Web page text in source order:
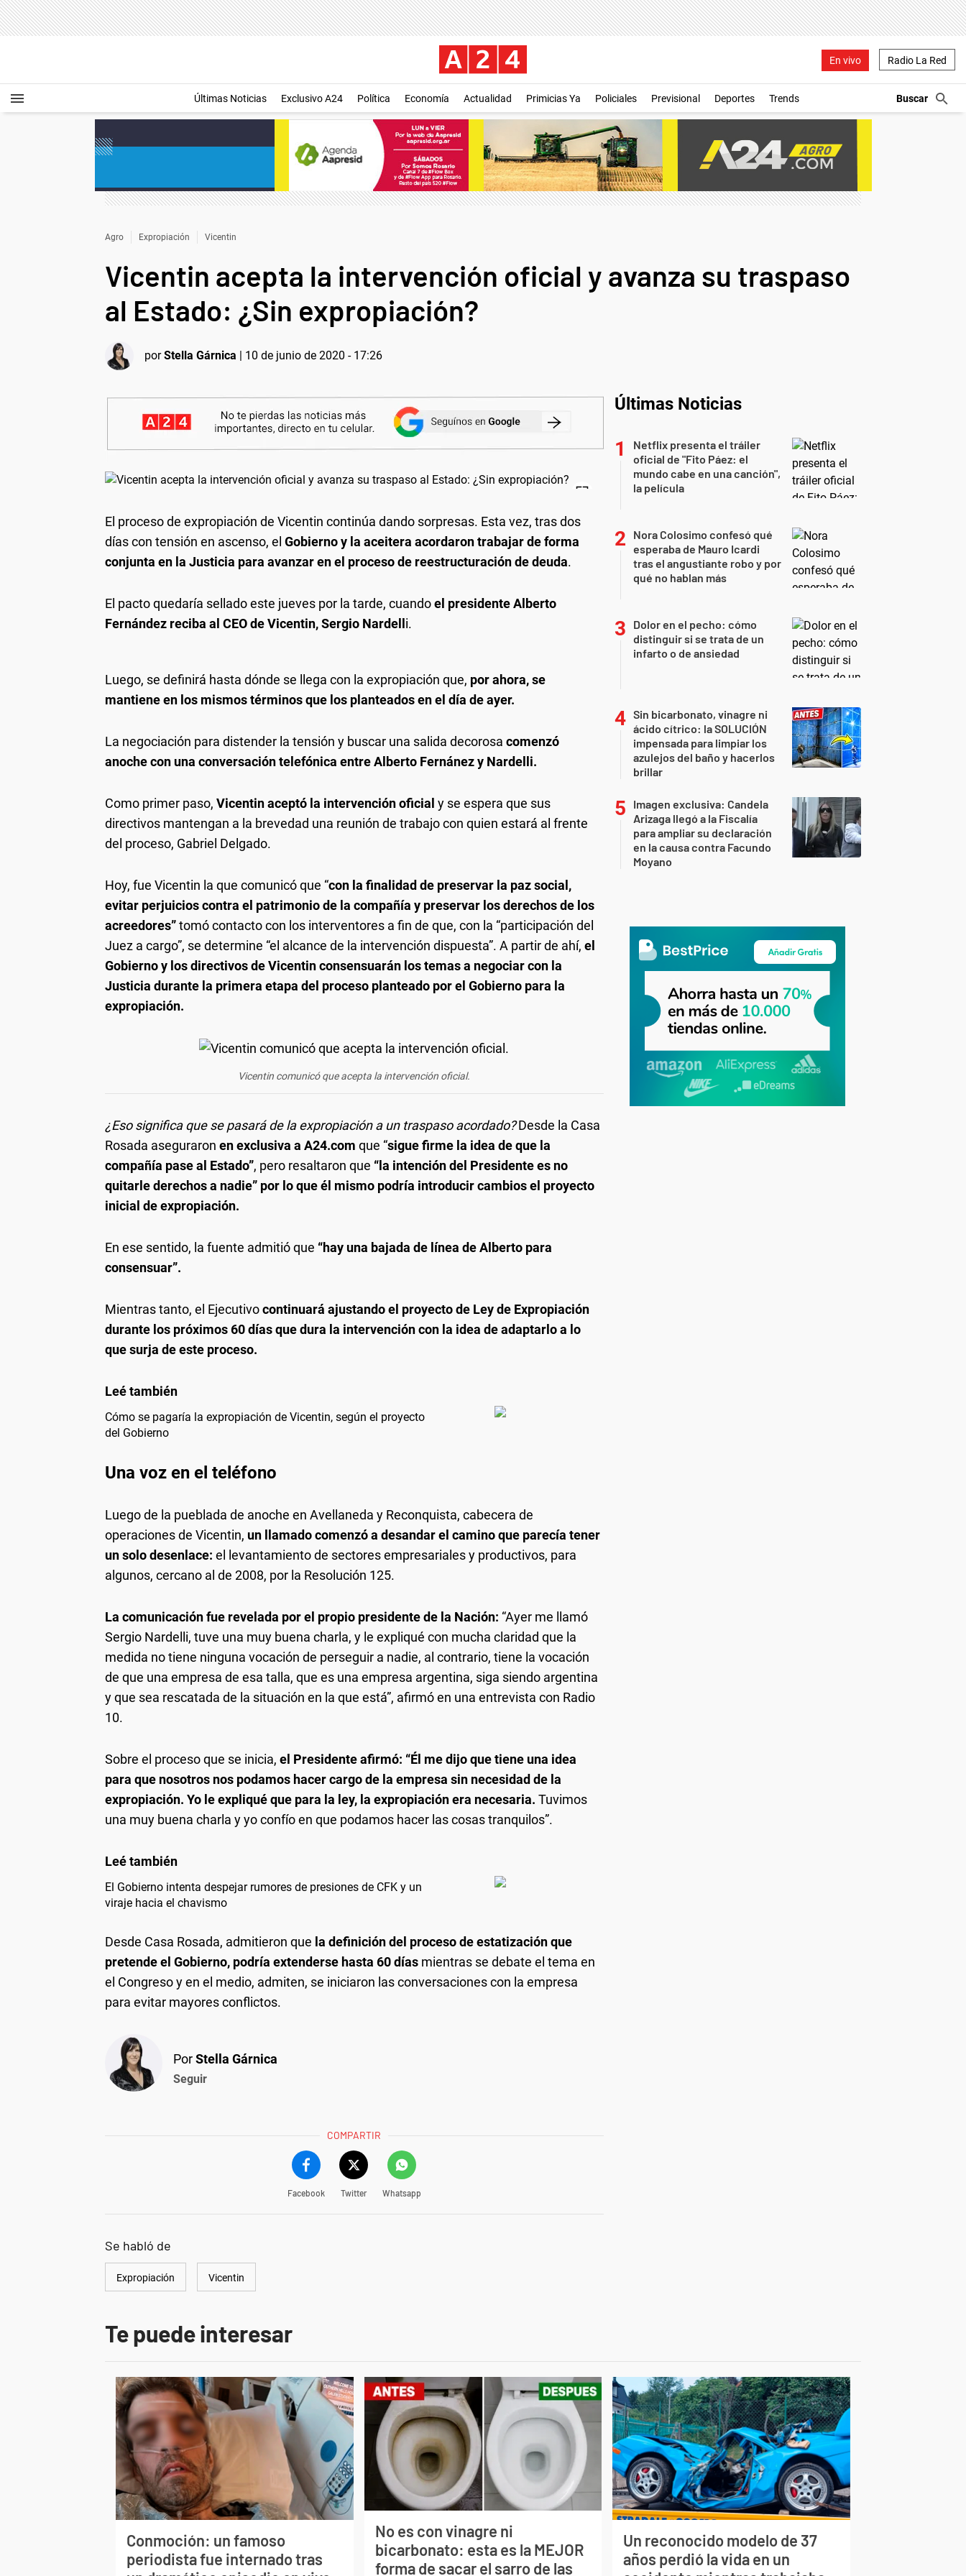
En vivo Radio La Red
Últimas Noticias Exclusivo A24 Política Economía Actualidad Primicias Ya Policiales Previsional Deportes Trends
Agro Expropiación Vicentin
Vicentin acepta la intervención oficial y avanza su traspaso
al Estado: ¿Sin expropiación?
porStella Gárnica | 10 de junio de 2020 - 17:26
El proceso de expropiación de Vicentin continúa dando sorpresas. Esta vez, tras dos
días con tensión en ascenso, el Gobierno y la aceitera acordaron trabajar de forma
conjunta en la Justicia para avanzar en el proceso de reestructuración de deuda.
El pacto quedaría sellado este jueves por la tarde, cuandoel presidente Alberto
Fernández reciba al CEO de Vicentin, Sergio Nardelli.
Luego, se definirá hasta dónde se llega con la expropiación que, por ahora, se
mantiene en los mismos términos que los planteados en el día de ayer.
La negociación para distender la tensión y buscar una salida decorosa comenzó
anoche con una conversación telefónica entre Alberto Fernánez y Nardelli.
Como primer paso, Vicentin aceptó la intervención oficial y se espera que sus
directivos mantengan a la brevedad una reunión de trabajo con quien estará al frente
del proceso, Gabriel Delgado.
Hoy, fue Vicentin la que comunicó que “con la finalidad de preservar la paz social,
evitar perjuicios contra el patrimonio de la compañía y preservar los derechos de los
acreedores”tomó contacto con los interventores a fin de que, con la “participación del
Juez a cargo”, se determine “el alcance de la intervención dispuesta”. A partir de ahí, el
Gobierno y los directivos de Vicentin consensuarán los temas a negociar con la
Justicia durante la primera etapa del proceso planteado por el Gobierno para la
expropiación.
Vicentin comunicó que acepta la intervención oficial.
¿Eso significa que se pasará de la expropiación a un traspaso acordado?Desde la Casa
Rosada aseguraron en exclusiva a A24.com que “sigue firme la idea de que la
compañía pase al Estado”, pero resaltaron que “la intención del Presidente es no
quitarle derechos a nadie” por lo que él mismo podría introducir cambios el proyecto
inicial de expropiación.
En ese sentido, la fuente admitió que “hay una bajada de línea de Alberto para
consensuar”.
Mientras tanto, el Ejecutivocontinuará ajustando el proyecto de Ley de Expropiación
durante los próximos 60 días que dura la intervención con la idea de adaptarlo a lo
que surja de este proceso.
Cómo se pagaría la expropiación de Vicentin, según el proyecto
del Gobierno
Una voz en el teléfono
Luego de la pueblada de anoche en Avellaneda y Reconquista, cabecera de
operaciones de Vicentin, un llamado comenzó a desandar el camino que parecía tener
un solo desenlace: el levantamiento de sectores empresariales y productivos, para
algunos, cercano al de 2008, por la Resolución 125.
La comunicación fue revelada por el propio presidente de la Nación: “Ayer me llamó
Sergio Nardelli, tuve una muy buena charla, y le expliqué con mucha claridad que la
medida no tiene ninguna vocación de perseguir a nadie, al contrario, tiene la vocación
de que una empresa de esa talla, que es una empresa argentina, siga siendo argentina
y que sea rescatada de la situación en la que está”, afirmó en una entrevista con Radio
10.
Sobre el proceso que se inicia, el Presidente afirmó: “Él me dijo que tiene una idea
para que nosotros nos podamos hacer cargo de la empresa sin necesidad de la
expropiación. Yo le expliqué que para la ley, la expropiación era necesaria. Tuvimos
una muy buena charla y yo confío en que podamos hacer las cosas tranquilos”.
El Gobierno intenta despejar rumores de presiones de CFK y un
viraje hacia el chavismo
Desde Casa Rosada, admitieron que la definición del proceso de estatización que
pretende el Gobierno, podría extenderse hasta 60 días mientras se debate el tema en
el Congreso y en el medio, admiten, se iniciaron las conversaciones con la empresa
para evitar mayores conflictos.
PorStella Gárnica
Seguir
COMPARTIR
Facebook Twitter Whatsapp
Se habló de
Expropiación Vicentin
Últimas Noticias
Netflix presenta el tráiler
oficial de "Fito Páez: el
mundo cabe en una canción",
la película
Nora Colosimo confesó qué
esperaba de Mauro Icardi
tras el angustiante robo y por
qué no hablan más
Dolor en el pecho: cómo
distinguir si se trata de un
infarto o de ansiedad
Sin bicarbonato, vinagre ni
ácido cítrico: la SOLUCIÓN
impensada para limpiar los
azulejos del baño y hacerlos
brillar
Imagen exclusiva: Candela
Arizaga llegó a la Fiscalía
para ampliar su declaración
en la causa contra Facundo
Moyano
Te puede interesar
Conmoción: un famoso
periodista fue internado tras
No es con vinagre ni
bicarbonato: esta es la MEJOR
forma de sacar el sarro de las
Un reconocido modelo de 37
años perdió la vida en un